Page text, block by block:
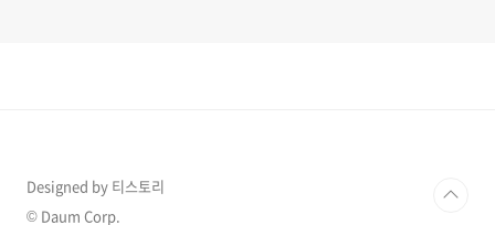
Designed by 티스토리
© Daum Corp.